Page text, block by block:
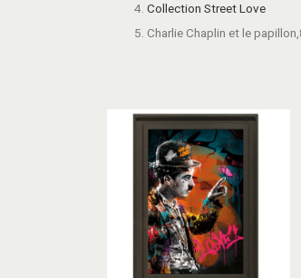
Collection Street Love
Charlie Chaplin et le